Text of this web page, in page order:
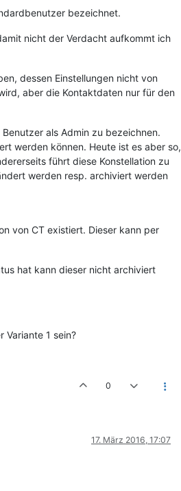
bezeichnet.
nicht der Verdacht aufkommt ich
dessen Einstellungen nicht von
aber die Kontaktdaten nur für den
als Admin zu bezeichnen.
werden können. Heute ist es aber so,
führt diese Konstellation zu
werden resp. archiviert werden
von CT existiert. Dieser kann per
hat kann dieser nicht archiviert
Variante 1 sein?
0
17. März 2016, 17:07